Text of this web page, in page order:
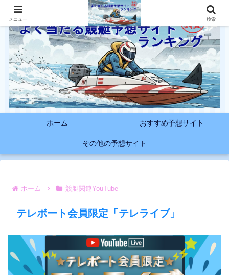
ホーム おすすめ予想サイト
その他の予想サイト
ホーム 競艇関連YouTube
テレボート会員限定「テレライブ」
メニュー 検索